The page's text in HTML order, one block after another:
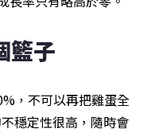
籃子
，不可以再把雞蛋全
穩定性很高，隨時會